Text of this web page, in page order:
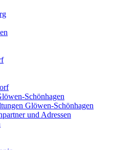
Schönhagen
Glöwen-Schönhagen
und Adressen